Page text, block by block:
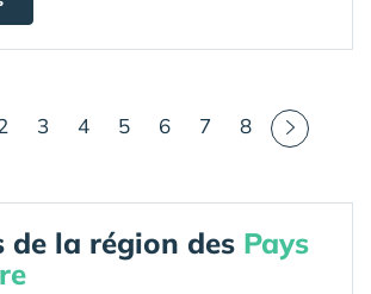
3 4 5 6 7 8
de la région des Pays